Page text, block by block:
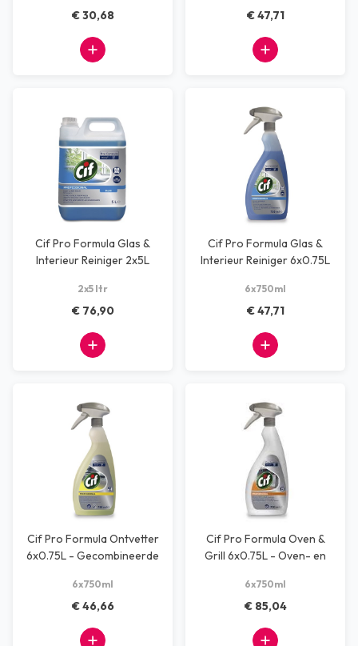
€ 30,68 € 47,71
Cif Pro Formula Glas &
Interieur Reiniger 2x5L
2x5 ltr
€ 76,90
Cif Pro Formula Glas &
Interieur Reiniger 6x0.75L
6x750ml
€ 47,71
Cif Pro Formula Ontvetter
6x0.75L - Gecombineerde
6x750ml
€ 46,66
Cif Pro Formula Oven &
Grill 6x0.75L - Oven- en
6x750ml
€ 85,04